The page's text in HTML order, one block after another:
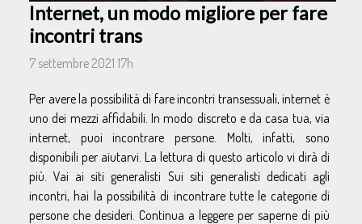
Internet, un modo migliore per fare
incontri trans
7 settembre 2021 17h
Per avere la possibilità di fare incontri transessuali, internet è
uno dei mezzi affidabili. In modo discreto e da casa tua, via
internet, puoi incontrare persone. Molti, infatti, sono
disponibili per aiutarvi. La lettura di questo articolo vi dirà di
più. Vai ai siti generalisti Sui siti generalisti dedicati agli
incontri, hai la possibilità di incontrare tutte le categorie di
persone che desideri. Continua a leggere per saperne di più